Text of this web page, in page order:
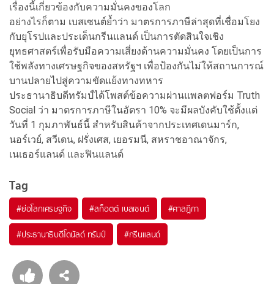
เรื่องนี้เกี่ยวข้องกับความมั่นคงของโลก
อย่างไรก็ตาม เบสเซนต์ย้ำว่า มาตรการภาษีล่าสุดที่เชื่อมโยง
กับยุโรปและประเด็นกรีนแลนด์ เป็นการตัดสินใจเชิง
ยุทธศาสตร์เพื่อรับมือความเสี่ยงด้านความมั่นคง โดยเป็นการ
ใช้พลังทางเศรษฐกิจของสหรัฐฯ เพื่อป้องกันไม่ให้สถานการณ์
บานปลายไปสู่ความขัดแย้งทางทหาร
ประธานาธิบดีทรัมป์ได้โพสต์ข้อความผ่านแพลตฟอร์ม Truth
Social ว่า มาตรการภาษีในอัตรา 10% จะมีผลบังคับใช้ตั้งแต่
วันที่ 1 กุมภาพันธ์นี้ สำหรับสินค้าจากประเทศเดนมาร์ก,
นอร์เวย์, สวีเดน, ฝรั่งเศส, เยอรมนี, สหราชอาณาจักร,
เนเธอร์แลนด์ และฟินแลนด์
Tag
#ย่อโลกเศรษฐกิจ #สก็อตต์ เบสเซนต์ #ศาลฎีกา
#ประธานาธิบดีโดนัลด์ ทรัมป์ #กรีนแลนด์